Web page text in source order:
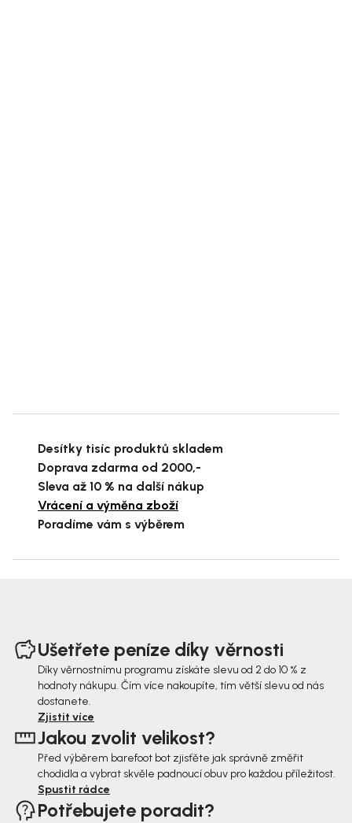
Desítky tisíc produktů skladem
Doprava zdarma od 2000,-
Sleva až 10 % na další nákup
Vrácení a výměna zboží
Poradíme vám s výběrem
Ušetřete peníze díky věrnosti
Díky věrnostnímu programu získáte slevu od 2 do 10 % z
hodnoty nákupu. Čím více nakoupíte, tím větší slevu od nás
dostanete.
Zjistit více
Jakou zvolit velikost?
Před výběrem barefoot bot zjisťěte jak správně změřit
chodidla a vybrat skvěle padnoucí obuv pro každou příležitost.
Spustit rádce
Potřebujete poradit?